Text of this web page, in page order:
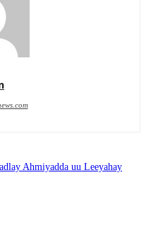
Ahmiyadda uu Leeyahay